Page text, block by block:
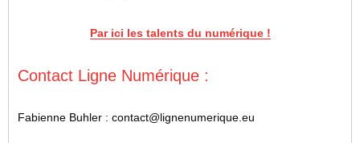
Par ici les talents du numérique !
Contact Ligne Numérique :
Fabienne Buhler : contact@lignenumerique.eu